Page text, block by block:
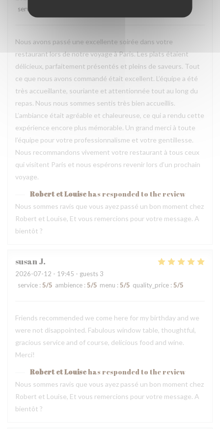
service
Nous avons passé une excellente soirée dans votre
restaurant lors de notre voyage à Paris. Les plats étaient
délicieux, parfaitement présentés et pleins de saveurs. Tout
ce que nous avons commandé était excellent. L’équipe a été
très accueillante, souriante et attentionnée tout au long du
repas. Nous nous sommes sentis très bien accueillis.
L’ambiance était agréable et chaleureuse, ce qui a rendu cette
expérience encore plus mémorable. Un grand merci à toute
l’équipe pour votre professionnalisme et votre gentillesse.
Nous recommandons vivement votre restaurant à tous ceux
qui visitent Paris et nous espérons revenir lors d’un prochain
voyage.
Robert et Louisehas responded to the review
Nous sommes ravis que vous ayez passé un bon moment chez
Robert et Louise, Et vous remercions pour votre message. A
bientôt ?
susanJ
2026-07-12 - 19:45 - guests 3
service : 5/5 ambience : 5/5 menu : 5/5 quality_price : 5/5
Friends recommended we come here for my birthday and we
were not disappointed. Fabulous window table, thoughtful,
gracious service and of course, delicious food and wine.
Merci!
Robert et Louisehas responded to the review
Nous sommes ravis que vous ayez passé un bon moment chez
Robert et Louise, Et vous remercions pour votre message. A
bientôt ?